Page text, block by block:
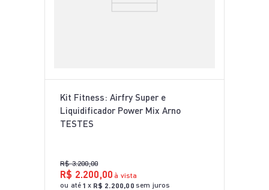
Kit Fitness: Airfry Super e
Liquidificador Power Mix Arno
TESTES
R$ 3.200,00
R$ 2.200,00 à vista
ou até 1 x R$ 2.200,00 sem juros